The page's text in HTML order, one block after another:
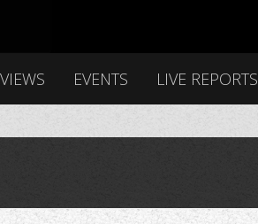
EVENTS LIVE REPORTS